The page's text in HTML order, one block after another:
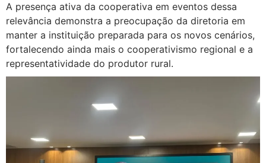
A presença ativa da cooperativa em eventos dessa
relevância demonstra a preocupação da diretoria em
manter a instituição preparada para os novos cenários,
fortalecendo ainda mais o cooperativismo regional e a
representatividade do produtor rural.